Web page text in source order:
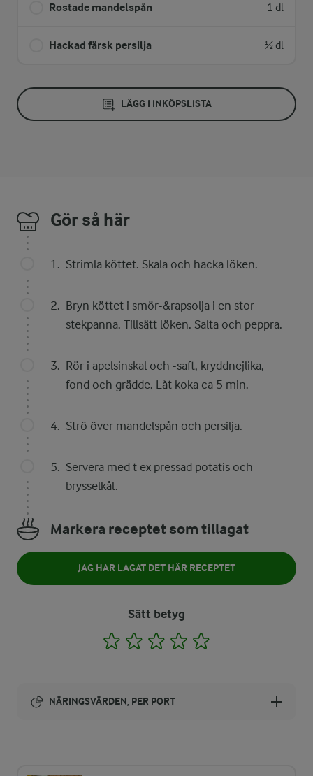
Rostade mandelspån 1 dl
Hackad färsk persilja ½ dl
LÄGG I INKÖPSLISTA
Gör så här
Strimla köttet. Skala och hacka löken.
Bryn köttet i smör-&rapsolja i en stor
stekpanna. Tillsätt löken. Salta och peppra.
Rör i apelsinskal och -saft, kryddnejlika,
fond och grädde. Låt koka ca 5 min.
Strö över mandelspån och persilja.
Servera med t ex pressad potatis och
brysselkål.
Markera receptet som tillagat
JAG HAR LAGAT DET HÄR RECEPTET
Sätt betyg
1 2 3 4
NÄRINGSVÄRDEN, PER PORT